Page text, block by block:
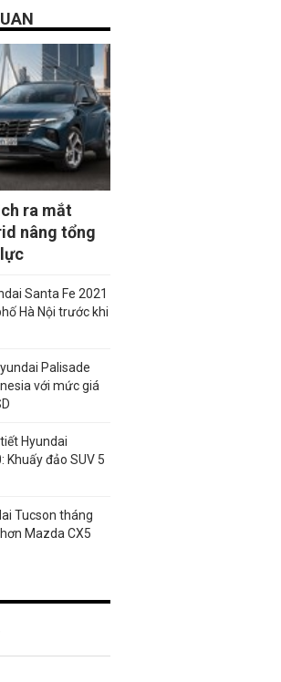
ra mắt
nâng tổng
Santa Fe 2021
Hà Nội trước khi
Palisade
với mức giá
Hyundai
Khuấy đảo SUV 5
Tucson tháng
Mazda CX5